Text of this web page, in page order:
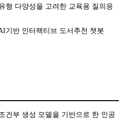
형 다양성을 고려한 교육용 질의응
기반 인터랙티브 도서추천 챗봇
건부 생성 모델을 기반으로 한 인공